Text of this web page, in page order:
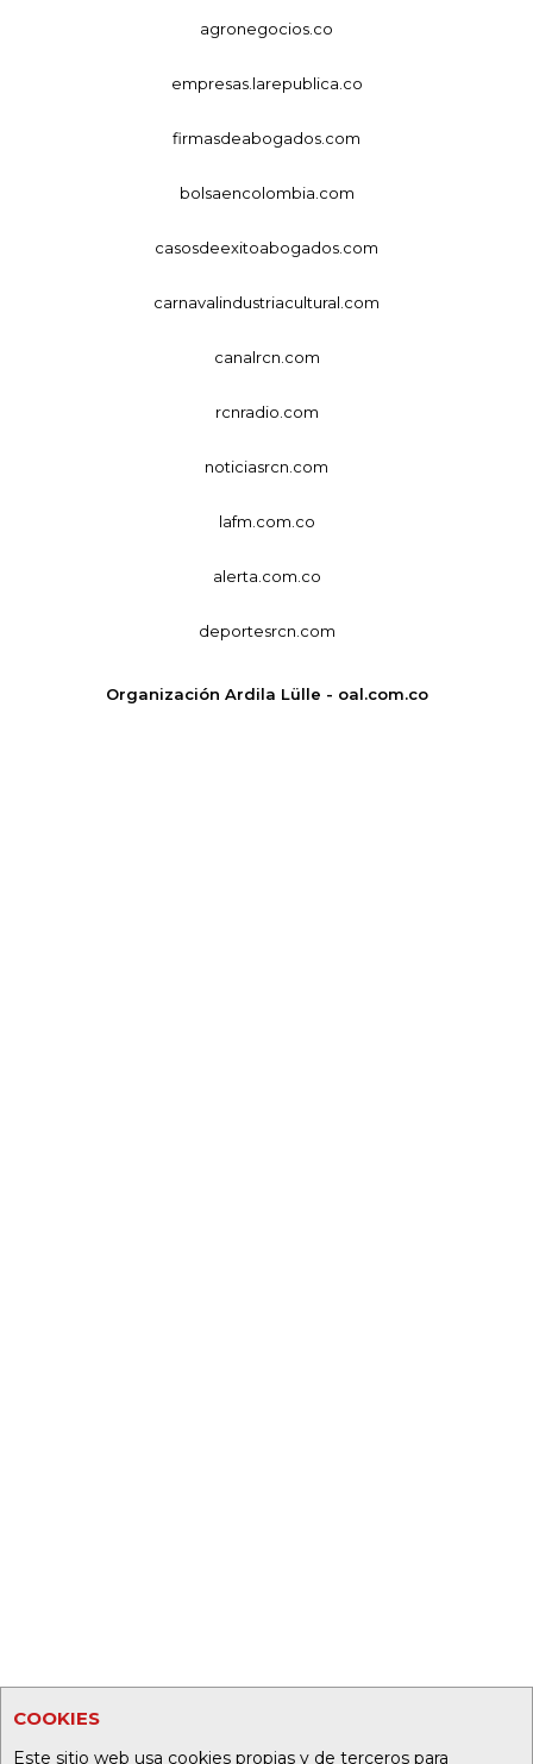
COOKIES
Este sitio web usa cookies propias y de terceros para
agronegocios.co
empresas.larepublica.co
firmasdeabogados.com
bolsaencolombia.com
casosdeexitoabogados.com
carnavalindustriacultural.com
canalrcn.com
rcnradio.com
noticiasrcn.com
lafm.com.co
alerta.com.co
deportesrcn.com
Organización Ardila Lülle - oal.com.co